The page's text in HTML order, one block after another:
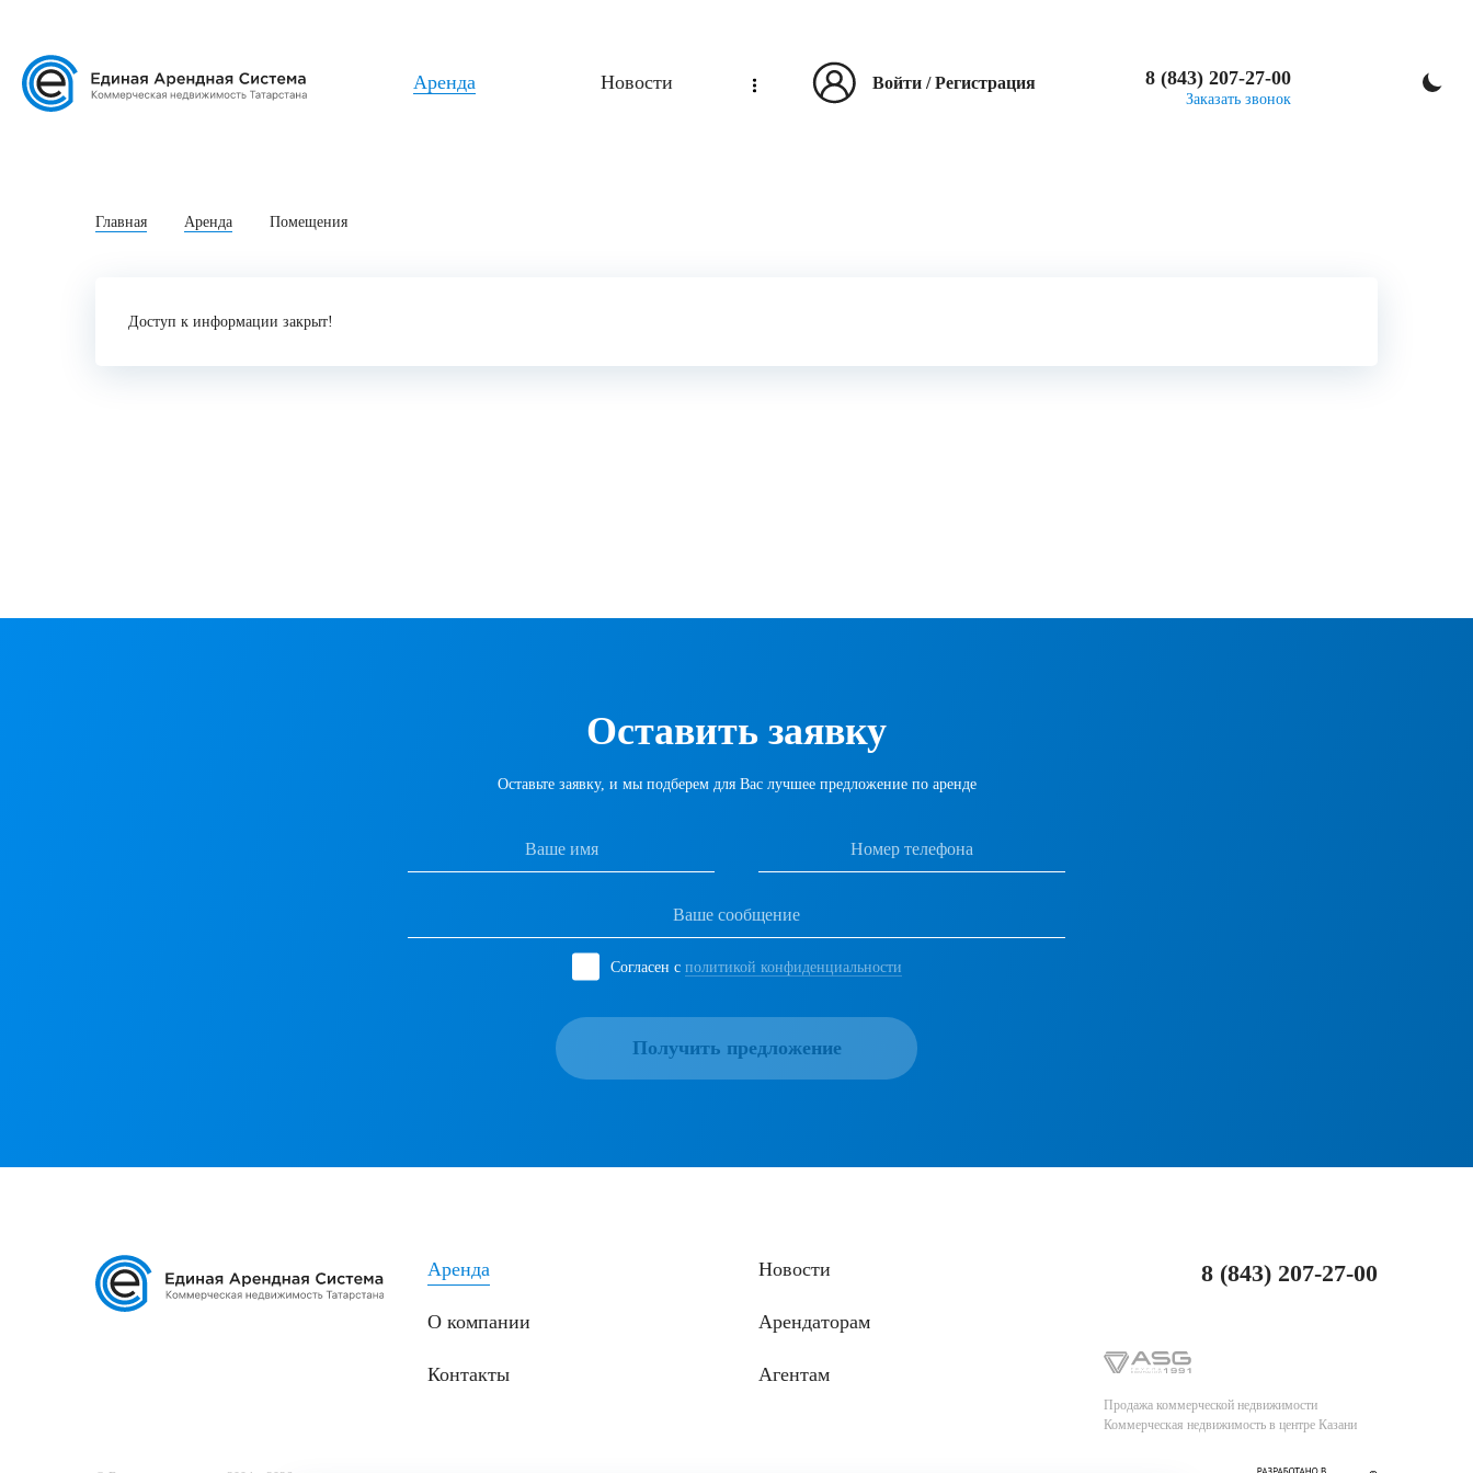
Аренда Новости Войти /Регистрация 8 (843) 207-27-00
Заказать звонок
Главная Аренда Помещения
Доступ к информации закрыт!
Оставить заявку
Оставьте заявку, и мы подберем для Вас лучшее предложение по аренде
Согласен с политикой конфиденциальности
Получить предложение
Аренда Новости
О компании Арендаторам
Контакты Агентам
8 (843) 207-27-00
Продажа коммерческой недвижимости
Коммерческая недвижимость в центре Казани